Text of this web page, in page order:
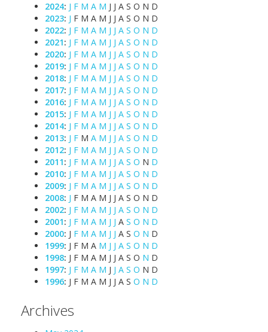
2024: J F M A M J J A S O N D
2023: J F M A M J J A S O N D
2022: J F M A M J J A S O N D
2021: J F M A M J J A S O N D
2020: J F M A M J J A S O N D
2019: J F M A M J J A S O N D
2018: J F M A M J J A S O N D
2017: J F M A M J J A S O N D
2016: J F M A M J J A S O N D
2015: J F M A M J J A S O N D
2014: J F M A M J J A S O N D
2013: J F M A M J J A S O N D
2012: J F M A M J J A S O N D
2011: J F M A M J J A S O N D
2010: J F M A M J J A S O N D
2009: J F M A M J J A S O N D
2008: J F M A M J J A S O N D
2002: J F M A M J J A S O N D
2001: J F M A M J J A S O N D
2000: J F M A M J J A S O N D
1999: J F M A M J J A S O N D
1998: J F M A M J J A S O N D
1997: J F M A M J J A S O N D
1996: J F M A M J J A S O N D
Archives